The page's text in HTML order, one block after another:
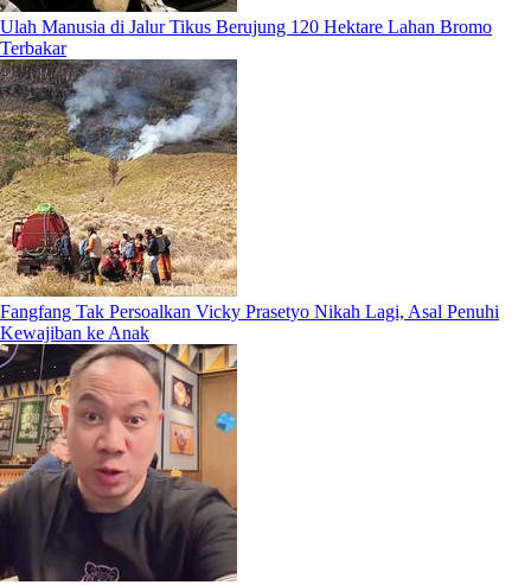
Ulah Manusia di Jalur Tikus Berujung 120 Hektare Lahan Bromo
Terbakar
Fangfang Tak Persoalkan Vicky Prasetyo Nikah Lagi, Asal Penuhi
Kewajiban ke Anak